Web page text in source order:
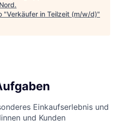
.
"Verkäufer in Teilzeit (m/w/d)"
Einkaufserlebnis und
und Kunden